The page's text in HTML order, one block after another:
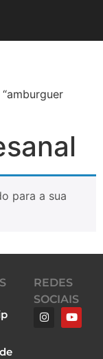
para a sua
REDES
SOCIAIS